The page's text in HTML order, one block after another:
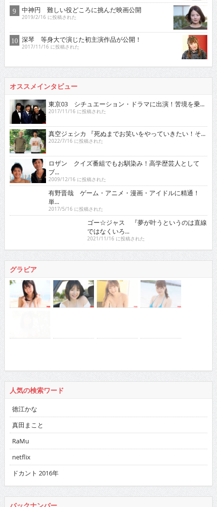
中神円 難しい役どころに挑んだ映画公開
2019/2/16 に投稿された
深琴 等身大で演じた初主演作品が公開！
2017/11/16 に投稿された
オススメインタビュー
東京03 シチュエーション・ドラマに出演！苦境を乗...
2017/11/16 に投稿された
真空ジェシカ 『死ぬまでお笑いをやっていきたい！そ...
2022/7/16 に投稿された
ロザン クイズ番組でもお馴染み！高学歴芸人として
ブ...
2009/12/16 に投稿された
有野晋哉 ゲーム・アニメ・漫画・アイドルに精通！
単...
2017/5/16 に投稿された
ゴー☆ジャス 『夢が叶うというのは直線ではなくい
2021/11/16 に投稿された
グラビア
人気の検索ワード
徳江かな
真田まこと
RaMu
netflix
ドカント 2016年